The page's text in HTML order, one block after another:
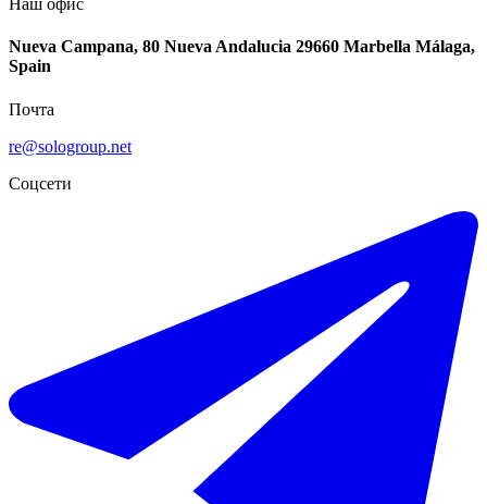
Наш офис
Nueva Campana, 80 Nueva Andalucia 29660 Marbella Málaga,
Spain
Почта
re@sologroup.net
Соцсети